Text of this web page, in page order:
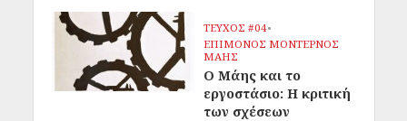
ΤΕΥΧΟΣ #04•
ΕΠΙΜΟΝΟΣ ΜΟΝΤΕΡΝΟΣ
ΜΑΗΣ
Ο Μάης και το
εργοστάσιο: Η κριτική
των σχέσεων